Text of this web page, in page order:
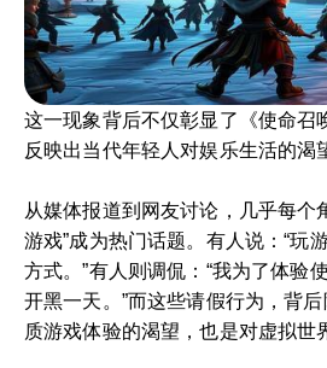
这一现象背后不仅彰显了《使命召
反映出当代年轻人对娱乐生活的渴
从媒体报道到网友讨论，几乎每个
游戏”成为热门话题。有人说：“玩
方式。”有人则调侃：“我为了体验
开黑一天。”而这些请假行为，背
质游戏体验的渴望，也是对虚拟世